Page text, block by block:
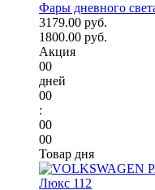
Фары дневного
3179.00 руб.
1800.00 руб.
Акция
00
дней
00
:
00
00
Товар дня